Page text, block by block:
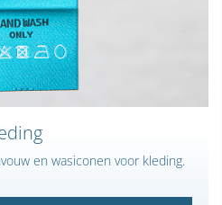
en wasiconen voor kleding.